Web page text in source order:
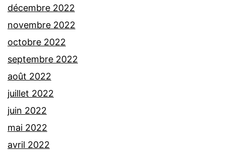
décembre 2022
novembre 2022
octobre 2022
septembre 2022
août 2022
juillet 2022
juin 2022
mai 2022
avril 2022